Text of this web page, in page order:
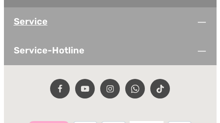
Service
Service-Hotline